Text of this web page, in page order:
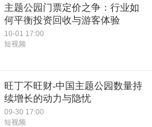
主题公园门票定价之争：行业如
何平衡投资回收与游客体验
10-01 17:00
短视频
旺丁不旺财-中国主题公园数量持
续增长的动力与隐忧
09-30 17:00
短视频